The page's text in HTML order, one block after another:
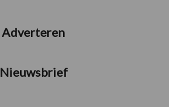
Adverteren
Nieuwsbrief